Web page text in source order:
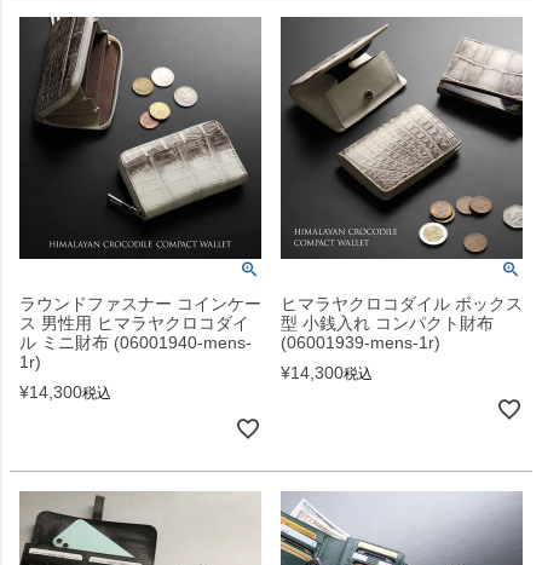
ラウンドファスナー コインケー
ス 男性用 ヒマラヤクロコダイ
ル ミニ財布 (06001940-mens-
1r)
¥14,300税込
ヒマラヤクロコダイル ボックス
型 小銭入れ コンパクト財布
(06001939-mens-1r)
¥14,300税込